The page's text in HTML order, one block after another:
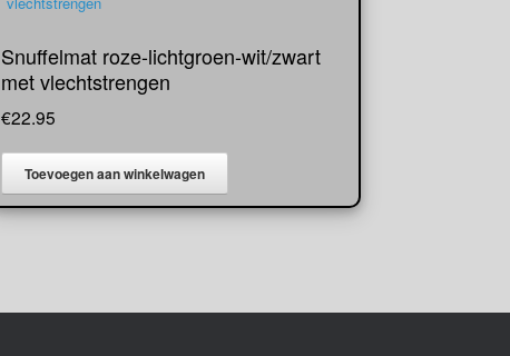
Snuffelmat roze-lichtgroen-wit/zwart
met vlechtstrengen
€22.95
Toevoegen aan winkelwagen